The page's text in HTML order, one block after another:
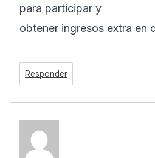
para participar y
obtener ingresos extra en
Responder